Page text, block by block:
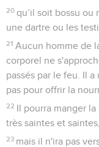
20 qu’il soit bossu ou
une dartre ou les
21 Aucun homme de
corporel ne
passés par le feu. Il
pas pour offrir la
22 Il pourra manger
très saintes et saintes,
23 mais il n'ira pas